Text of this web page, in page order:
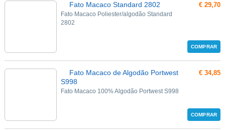
Fato Macaco Standard 2802
Fato Macaco Poliester/algodão Standard
2802
€ 29,70
COMPRAR
Fato Macaco de Algodão Portwest
S998
Fato Macaco 100% Algodão Portwest S998
€ 34,85
COMPRAR